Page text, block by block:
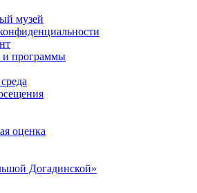
музей
и программы
оценка
Догадинской»